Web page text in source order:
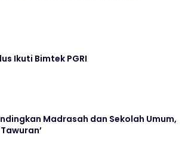
Ikuti Bimtek PGRI
Madrasah dan Sekolah Umum,